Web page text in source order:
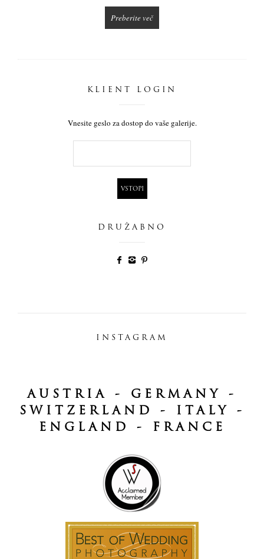
Preberite več
KLIENT LOGIN
Vnesite geslo za dostop do vaše galerije.
DRUŽABNO
INSTAGRAM
AUSTRIA - GERMANY -
SWITZERLAND - ITALY -
ENGLAND - FRANCE